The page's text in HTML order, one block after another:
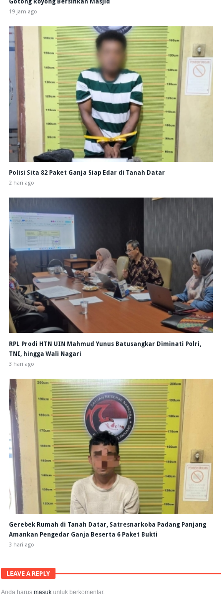
Gotong Royong Bersihkan Masjid
19 jam ago
Polisi Sita 82 Paket Ganja Siap Edar di Tanah Datar
2 hari ago
RPL Prodi HTN UIN Mahmud Yunus Batusangkar Diminati Polri,
TNI, hingga Wali Nagari
3 hari ago
Gerebek Rumah di Tanah Datar, Satresnarkoba Padang Panjang
Amankan Pengedar Ganja Beserta 6 Paket Bukti
3 hari ago
LEAVE A REPLY
Anda harusmasuk untuk berkomentar.